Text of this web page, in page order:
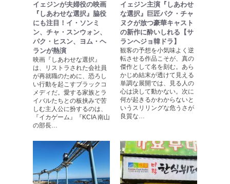
イェジンが夫婦役の映画
『しあわせな選択』脇役
にも注目！イ・ソンミ
ン、チャ・スンウォン、
パク・ヒスン、ヨム・ヘ
ランが熱演
映画『しあわせな選択』
は、リストラされた会社員
が再就職のために、恐ろし
い行動を起こすブラックコ
メディだ。愛する家族とラ
イバルたちとの板挟みで苦
しむ主人公に扮するのは、
『イカゲーム』『KCIA 南山
の部長…
イェジン主演『しあわせ
な選択』巨匠パク・チャ
ヌクが放つ豪華キャスト
の新作に酔いしれる【サ
ランヘジョ韓ドラ】
観客の予想を小気味よく逆
転させる作品こそが、真の
傑作として名を刻む。あら
かじめ結末が透けて見える
単調な展開では、見る人の
心は決して動かない。次に
何が起きるかわからないと
いうスリリングな危うさが
良質な…